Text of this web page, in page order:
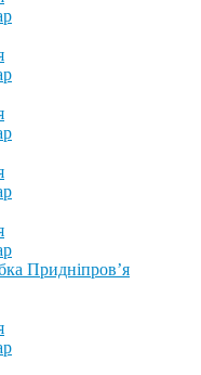
Придніпров’я